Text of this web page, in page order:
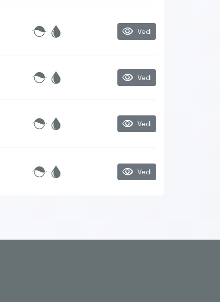
visibility Vedi
visibility Vedi
visibility Vedi
visibility Vedi